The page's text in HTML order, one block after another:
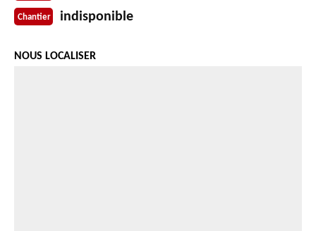
Chantier indisponible
NOUS LOCALISER